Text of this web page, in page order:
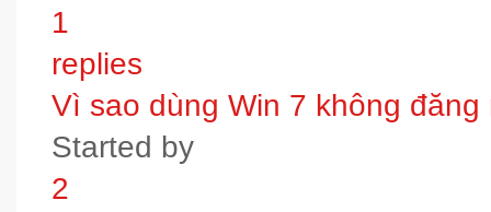
1
replies
Vì sao dùng Win 7 không
Started by
2